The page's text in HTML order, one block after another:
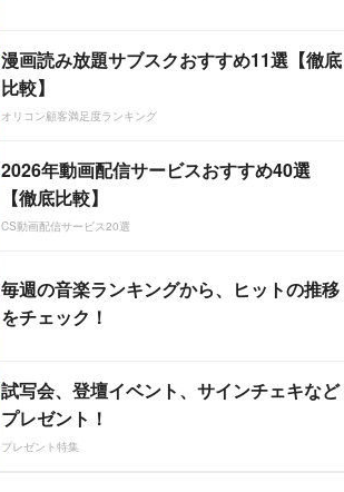
漫画読み放題サブスクおすすめ11選【徹底
比較】
オリコン顧客満足度ランキング
2026年動画配信サービスおすすめ40選
【徹底比較】
CS動画配信サービス20選
毎週の音楽ランキングから、ヒットの推移
をチェック！
試写会、登壇イベント、サインチェキなど
プレゼント！
プレゼント特集